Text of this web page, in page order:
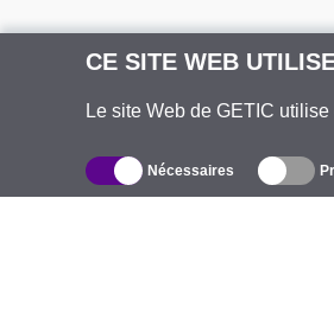
CE SITE WEB
Le site Web de GETIC
Nécessaires